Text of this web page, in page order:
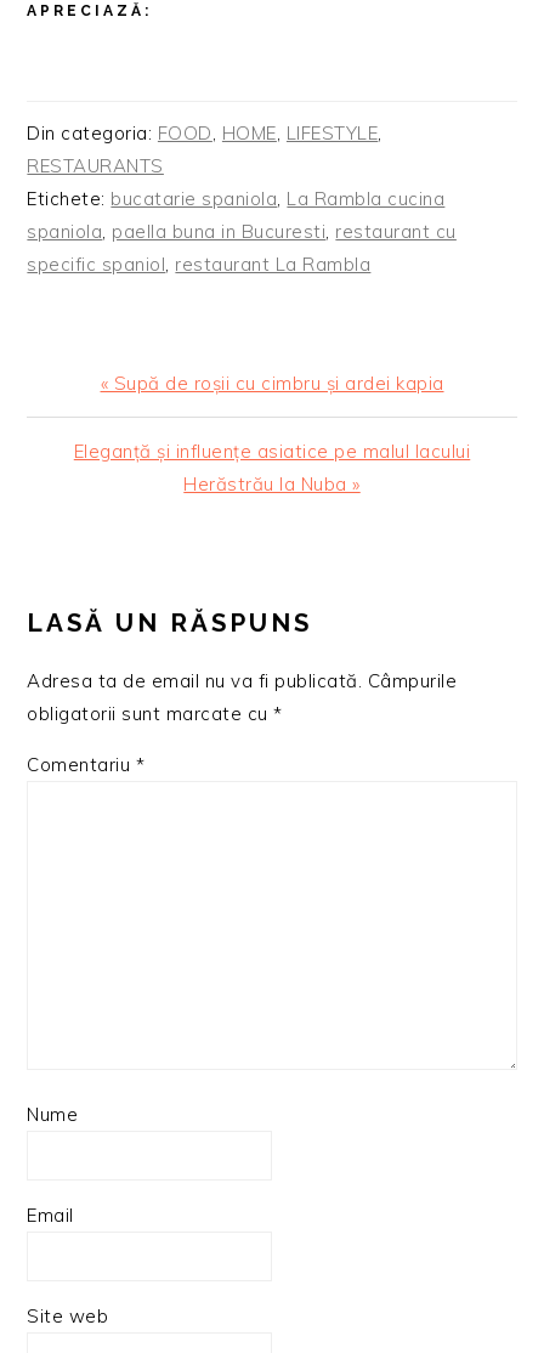
APRECIAZĂ:
Din categoria: FOOD, HOME, LIFESTYLE,
RESTAURANTS
Etichete: bucatarie spaniola, La Rambla cucina
spaniola, paella buna in Bucuresti, restaurant cu
specific spaniol, restaurant La Rambla
Articol
anterior:
« Supă de roșii cu cimbru și ardei kapia
Articolul
Eleganță și influențe asiatice pe malul lacului
Herăstrău la Nuba »
INTERACTIONS
LASĂ UN RĂSPUNS
Adresa ta de email nu va fi publicată. Câmpurile
obligatorii sunt marcate cu*
Comentariu *
Nume
Email
Site web